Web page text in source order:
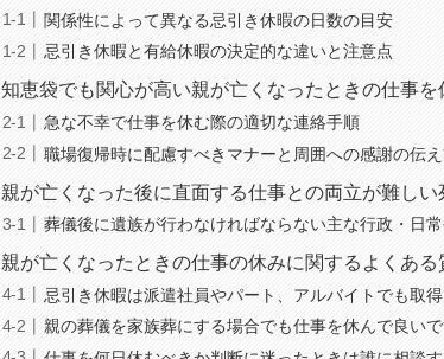
関係性によって異なる忌引き休暇の日数の目安
忌引き休暇と有給休暇の決定的な違いと注意点
知恵袋でも関心が高い親が亡くなったときの仕事
急な不幸で仕事を休む際の適切な連絡手順
職場復帰時に配慮すべきマナーと周囲への感謝の伝
親が亡くなった後に直面する仕事との両立が難しい
葬儀後に遺族が行わなければならない主な行政・日常
親が亡くなったときの仕事の休みに関するよくある
忌引き休暇は派遣社員やパート、アルバイトでも取
親の葬儀を家族葬にする場合でも仕事を休んで良いで